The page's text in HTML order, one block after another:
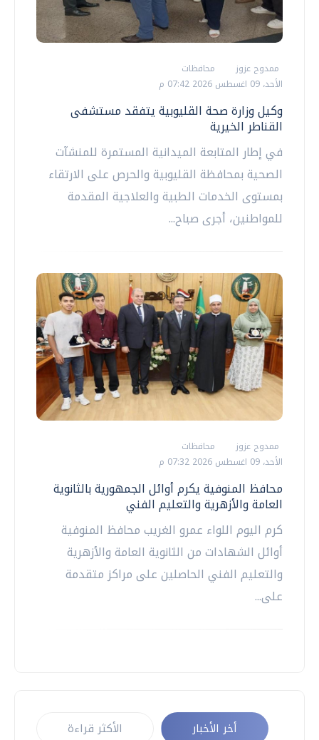
ممدوح عزوز
محافظات
الأحد، 09 اغسطس 2026 07:42 م
وكيل وزارة صحة القليوبية يتفقد مستشفى
القناطر الخيرية
في إطار المتابعة الميدانية المستمرة للمنشآت
الصحية بمحافظة القليوبية والحرص على الارتقاء
بمستوى الخدمات الطبية والعلاجية المقدمة
للمواطنين، أجرى صباح...
ممدوح عزوز
محافظات
الأحد، 09 اغسطس 2026 07:32 م
محافظ المنوفية يكرم أوائل الجمهورية بالثانوية
العامة والأزهرية والتعليم الفني
كرم اليوم اللواء عمرو الغريب محافظ المنوفية
أوائل الشهادات من الثانوية العامة والأزهرية
والتعليم الفني الحاصلين على مراكز متقدمة
على...
أخر الأخبار الأكثر قراءة